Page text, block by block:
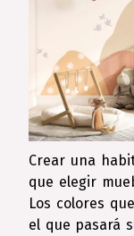
Crear una
que elegir
Los colores
el que pasará